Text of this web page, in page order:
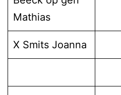
Mathias
X Smits Joanna